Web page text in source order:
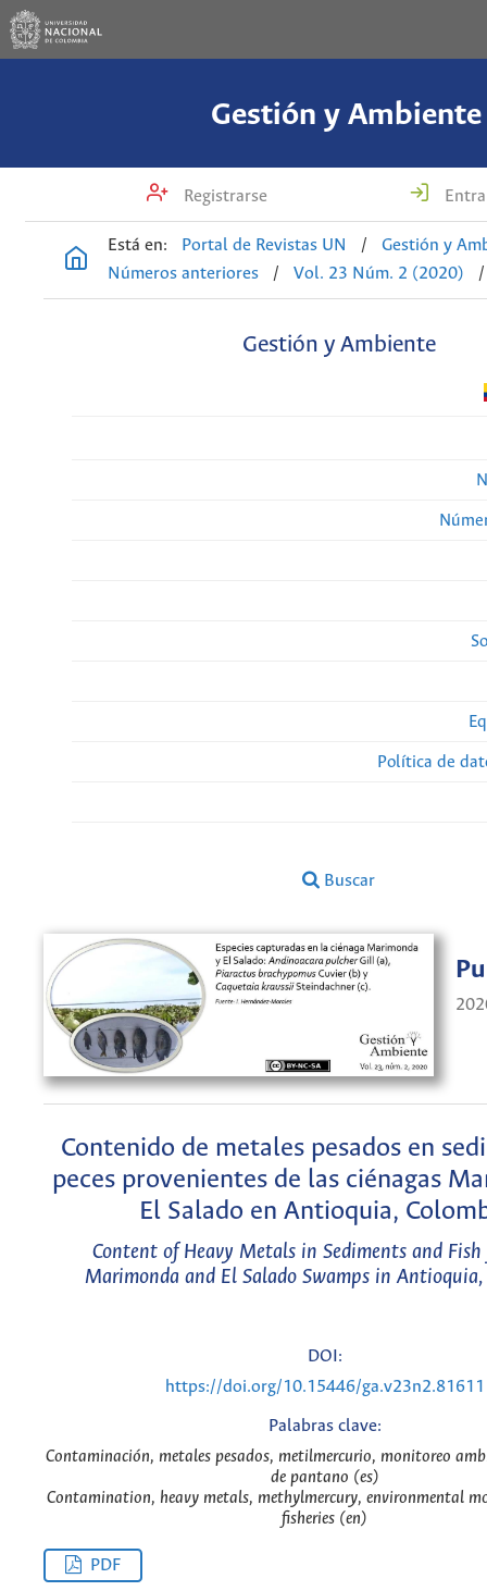
Gestión y Ambiente
Registrarse
Está en: Portal de Revistas UN /
Gestión y
Números anteriores
/ Vol. 23 Núm. 2 (2020) /
Gestión y Ambiente
Política de
Buscar
Contenido de metales pesados en
peces provenientes de las ciénagas
El Salado en Antioquia,
Content of Heavy Metals in Sediments and
Marimonda and El Salado Swamps in Antioquia,
DOI:
https://doi.org/10.15446/ga.v23n2.81611
Palabras clave:
Contaminación, metales pesados, metilmercurio, monitoreo
de pantano (es)
Contamination, heavy metals, methylmercury, environmental
fisheries (en)
PDF